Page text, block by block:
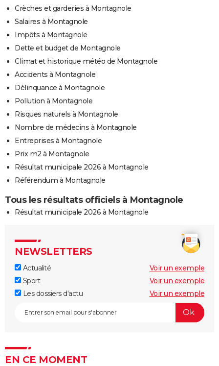
Crèches et garderies à Montagnole
Salaires à Montagnole
Impôts à Montagnole
Dette et budget de Montagnole
Climat et historique météo de Montagnole
Accidents à Montagnole
Délinquance à Montagnole
Pollution à Montagnole
Risques naturels à Montagnole
Nombre de médecins à Montagnole
Entreprises à Montagnole
Prix m2 à Montagnole
Résultat municipale 2026 à Montagnole
Référendum à Montagnole
Tous les résultats officiels à Montagnole
Résultat municipale 2026 à Montagnole
NEWSLETTERS
Actualité
Voir un exemple
Sport
Voir un exemple
Les dossiers d'actu
Voir un exemple
EN CE MOMENT